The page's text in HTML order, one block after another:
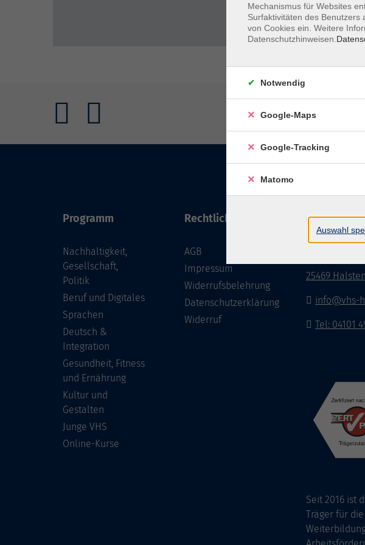
Programm
Nachhaltigkeit,
Gesellschaft,
Politik
Beruf und Digitales
Sprachen
Deutsch &
Integration
Gesundheit, Fitness
und Ernährung
Kultur und
Gestalten
Junge VHS
Online-Kurse
Rechtliches
AGB
Impressum
Widerrufsbelehrung
Datenschutzerklärung
Widerruf
vhs
25469
info@vhs-
Tel: 04101
Seit 2016 ist
Träger für
Mechanismus für Websites
Surfaktivitäten des Benutzers
von Cookies ein. Weitere
Datenschutzhinweisen.
Notwendig
Google-Maps
Google-Tracking
Matomo
Auswahl